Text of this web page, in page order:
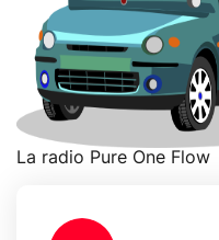
La radio Pure One Flow